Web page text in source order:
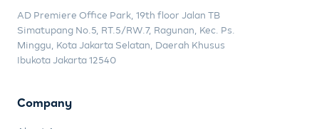
AD Premiere Office Park, 19th floor Jalan TB
Simatupang No.5, RT.5/RW.7, Ragunan, Kec. Ps.
Minggu, Kota Jakarta Selatan, Daerah Khusus
Ibukota Jakarta 12540
Company